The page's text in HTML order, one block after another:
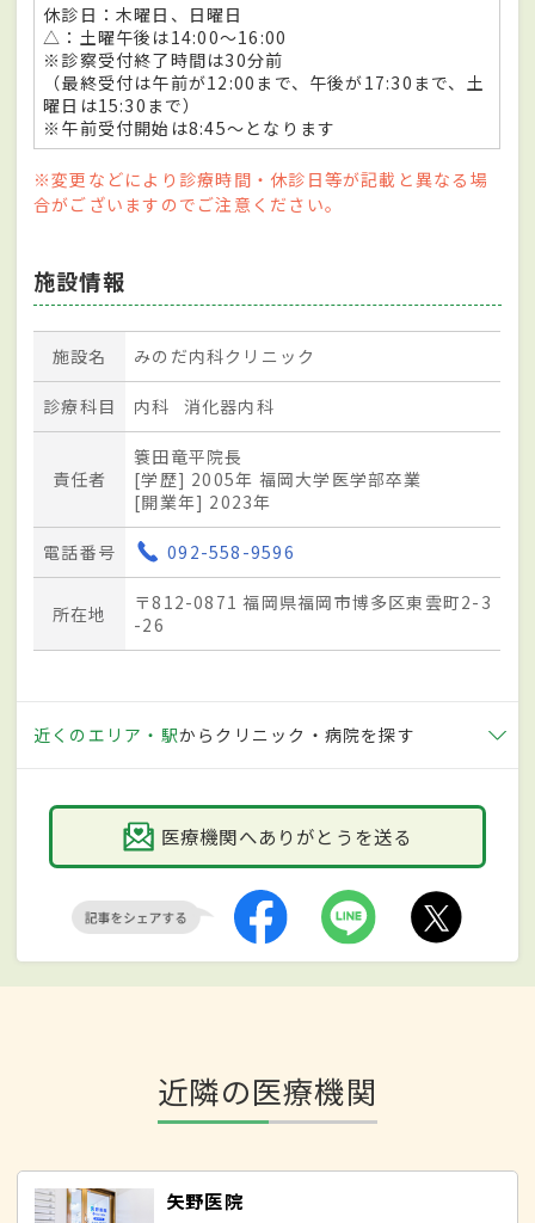
休診日：木曜日、日曜日
△：土曜午後は14:00～16:00
※診察受付終了時間は30分前
（最終受付は午前が12:00まで、午後が17:30まで、土
曜日は15:30まで）
※午前受付開始は8:45～となります
※変更などにより診療時間・休診日等が記載と異なる場
合がございますのでご注意ください。
施設情報
施設名 みのだ内科クリニック
診療科目 内科 消化器内科
責任者
簑田竜平院長
[学歴] 2005年 福岡大学医学部卒業
[開業年] 2023年
電話番号 092-558-9596
所在地
〒812-0871 福岡県福岡市博多区東雲町2-3
-26
近くのエリア・駅からクリニック・病院を探す
医療機関へありがとうを送る
近隣の医療機関
矢野医院